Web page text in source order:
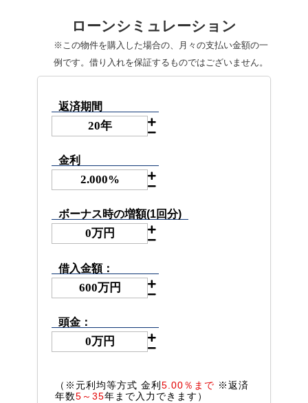
ローンシミュレーション
※この物件を購入した場合の、月々の支払い金額の一
例です。借り入れを保証するものではございません。
返済期間
金利
ボーナス時の増額(1回分)
借入金額：
頭金：
（※元利均等方式 金利 5.00％まで ※返済
年数5～35年まで入力できます）